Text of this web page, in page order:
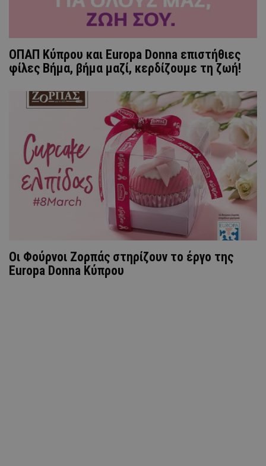
ΟΠΑΠ Κύπρου και Europa Donna επιστήθιες
φίλες Βήμα, βήμα μαζί, κερδίζουμε τη ζωή!
Οι Φούρνοι Ζορπάς στηρίζουν το έργο της
Europa Donna Κύπρου